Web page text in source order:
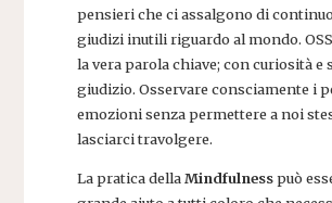
pensieri che ci assalgono di
giudizi inutili riguardo al mondo.
la vera parola chiave; con curiosità e
giudizio. Osservare consciamente i
emozioni senza permettere a noi
lasciarci travolgere.
La pratica dellaMindfulnesspuò